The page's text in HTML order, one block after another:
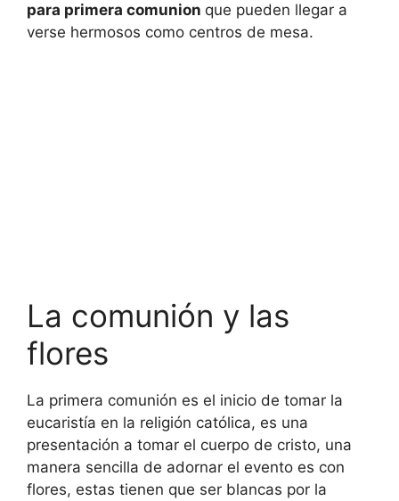
para primera comunion que pueden llegar a
verse hermosos como centros de mesa.
La comunión y las
flores
La primera comunión es el inicio de tomar la
eucaristía en la religión católica, es una
presentación a tomar el cuerpo de cristo, una
manera sencilla de adornar el evento es con
flores, estas tienen que ser blancas por la